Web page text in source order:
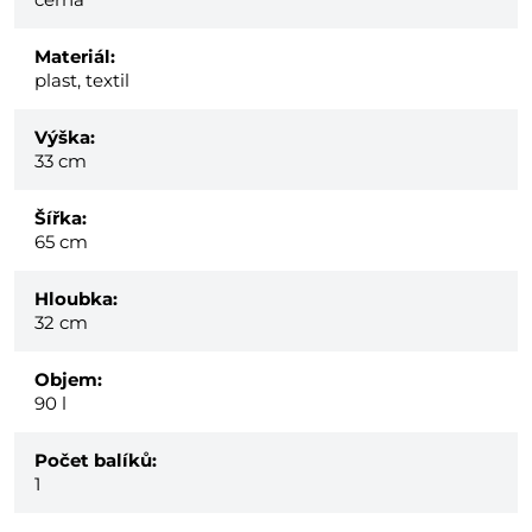
Materiál:
plast, textil
Výška:
33 cm
Šířka:
65 cm
Hloubka:
32 cm
Objem:
90 l
Počet balíků:
1